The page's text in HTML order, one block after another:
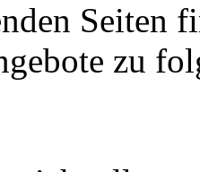
Seiten
zu